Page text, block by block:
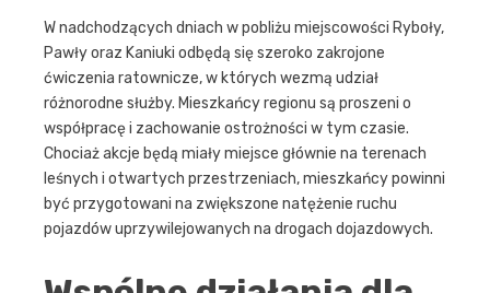
W nadchodzących dniach w pobliżu miejscowości Ryboły,
Pawły oraz Kaniuki odbędą się szeroko zakrojone
ćwiczenia ratownicze, w których wezmą udział
różnorodne służby. Mieszkańcy regionu są proszeni o
współpracę i zachowanie ostrożności w tym czasie.
Chociaż akcje będą miały miejsce głównie na terenach
leśnych i otwartych przestrzeniach, mieszkańcy powinni
być przygotowani na zwiększone natężenie ruchu
pojazdów uprzywilejowanych na drogach dojazdowych.